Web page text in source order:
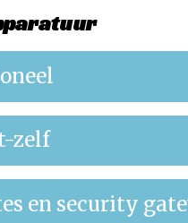
zelf
en security